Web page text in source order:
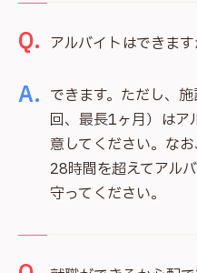
Q. アルバイトはできます
A. できます。ただし、
回、最長1ヶ月）はア
意してください。な
28時間を超えてアル
守ってください。